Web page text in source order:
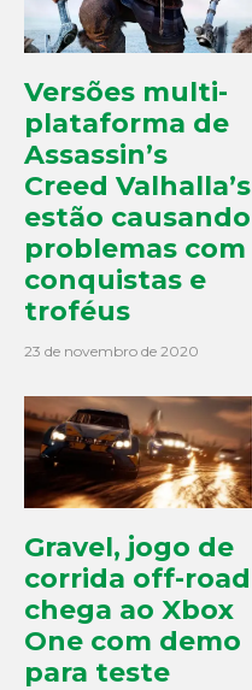
Versões multi-
plataforma de
Assassin’s
Creed Valhalla’s
estão causando
problemas com
conquistas e
troféus
23 de novembro de 2020
Gravel, jogo de
corrida off-road
chega ao Xbox
One com demo
para teste